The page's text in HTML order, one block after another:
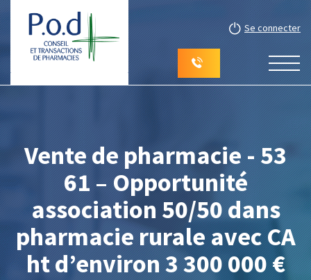
Se connecter
Vente de pharmacie - 53
61 – Opportunité
association 50/50 dans
pharmacie rurale avec CA
ht d’environ 3 300 000 €